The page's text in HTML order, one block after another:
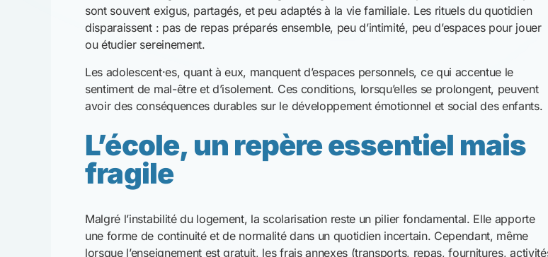
Ces difficultés renforcent le sentiment d’exclusion chez les enfants et creusent les inégalités
dès le plus jeune âge.
Les nourrissons, particulièrement
exposés
L’accueil de très jeunes enfants, parfois dès la sortie de maternité, pose des défis majeurs.
Les besoins spécifiques des nourrissons nécessitent un environnement adapté, du matériel
de puériculture et un accompagnement renforcé des parents.
enfance, ces dispositifs sont essentiels mais restent insuffisants sans un soutien structurel
durable.